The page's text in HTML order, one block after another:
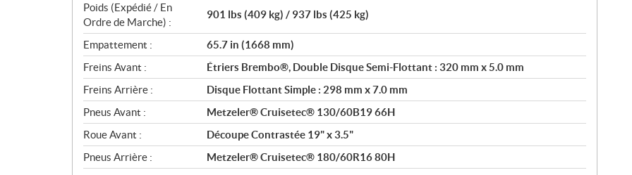
Poids (Expédié / En
Ordre de Marche) :
901 lbs (409 kg) / 937 lbs (425 kg)
Empattement :
65.7 in (1668 mm)
Freins Avant :
Étriers Brembo®, Double Disque Semi-Flottant : 320 mm x 5.0 mm
Freins Arrière :
Disque Flottant Simple : 298 mm x 7.0 mm
Pneus Avant :
Metzeler® Cruisetec® 130/60B19 66H
Roue Avant :
Découpe Contrastée 19" x 3.5"
Pneus Arrière :
Metzeler® Cruisetec® 180/60R16 80H